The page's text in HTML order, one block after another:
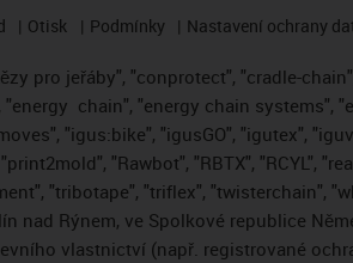
Otisk Podmínky Nastavení ochrany
pro jeřáby", "conprotect", "cradle-
"energy chain", "energy chain systems",
"igus:bike", "igusGO", "igutex",
"Rawbot", "RBTX", "RCYL",
"tribotape", "triflex", "twisterchain",
nad Rýnem, ve Spolkové republice
vlastnictví (např. registrované